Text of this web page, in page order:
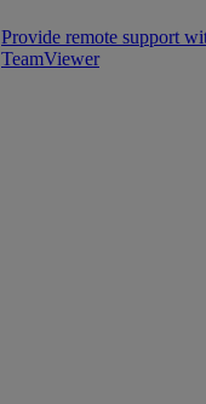
Provide remote support
TeamViewer